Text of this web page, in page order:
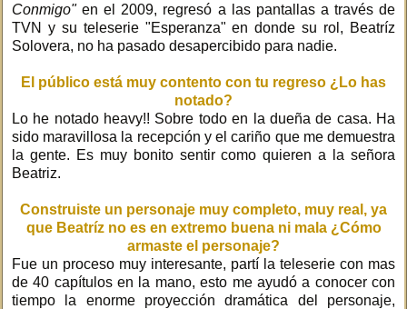
Conmigo"en el 2009, regresó a las pantallas a través de
TVN y su teleserie "Esperanza" en donde su rol, Beatríz
Solovera, no ha pasado desapercibido para nadie.
El público está muy contento con tu regreso ¿Lo has
notado?
Lo he notado heavy!! Sobre todo en la dueña de casa. Ha
sido maravillosa la recepción y el cariño que me demuestra
la gente. Es muy bonito sentir como quieren a la señora
Beatriz.
Construiste un personaje muy completo, muy real, ya
que Beatríz no es en extremo buena ni mala ¿Cómo
armaste el personaje?
Fue un proceso muy interesante, partí la teleserie con mas
de 40 capítulos en la mano, esto me ayudó a conocer con
tiempo la enorme proyección dramática del personaje,